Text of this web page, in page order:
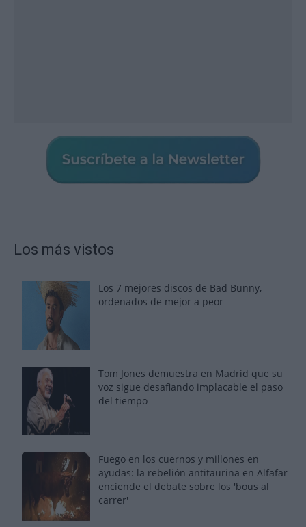
Los más vistos
Los 7 mejores discos de Bad Bunny,
ordenados de mejor a peor
Tom Jones demuestra en Madrid que su
voz sigue desafiando implacable el paso
del tiempo
Fuego en los cuernos y millones en
ayudas: la rebelión antitaurina en Alfafar
enciende el debate sobre los 'bous al
carrer'